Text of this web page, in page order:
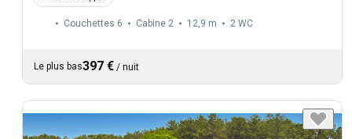
Couchettes 6 Cabine 2 12,9 m 2 WC
Le plus bas397 € / nuit